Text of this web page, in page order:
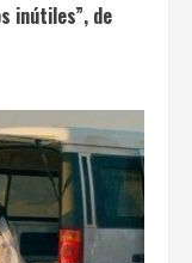
inútiles”, de